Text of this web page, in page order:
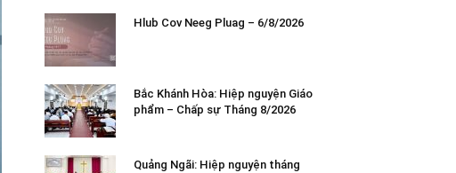
Hlub Cov Neeg Pluag – 6/8/2026
Bắc Khánh Hòa: Hiệp nguyện Giáo
phẩm – Chấp sự Tháng 8/2026
Quảng Ngãi: Hiệp nguyện tháng